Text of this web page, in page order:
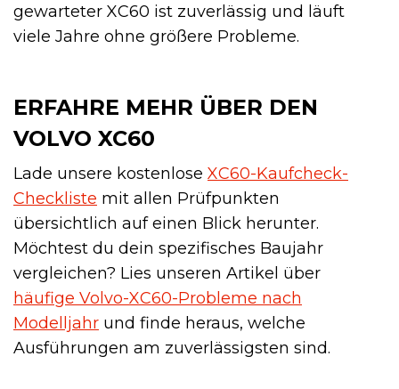
gewarteter XC60 ist zuverlässig und läuft
viele Jahre ohne größere Probleme.
ERFAHRE MEHR ÜBER DEN
VOLVO XC60
Lade unsere kostenlose XC60-Kaufcheck-
Checkliste mit allen Prüfpunkten
übersichtlich auf einen Blick herunter.
Möchtest du dein spezifisches Baujahr
vergleichen? Lies unseren Artikel über
häufige Volvo-XC60-Probleme nach
Modelljahr und finde heraus, welche
Ausführungen am zuverlässigsten sind.